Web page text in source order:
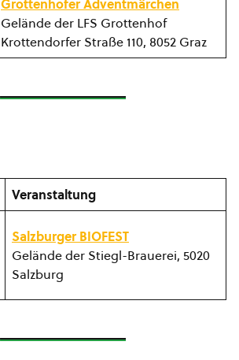
Grottenhofer Adventmärchen
Gelände der LFS Grottenhof
Krottendorfer Straße 110, 8052 Graz
Veranstaltung
Salzburger BIOFEST
Gelände der Stiegl-Brauerei, 5020
Salzburg